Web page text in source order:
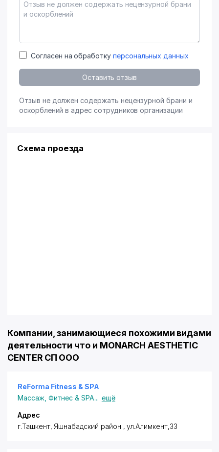
Согласен на обработку персональных данных
Оставить отзыв
Отзыв не должен содержать нецензурной брани и
оскорблений в адрес сотрудников организации
Схема проезда
Компании, занимающиеся похожими видами
деятельности что и MONARCH AESTHETIC
CENTER СП ООО
ReForma Fitness & SPA
Массаж, Фитнес & SPA... ещё
Адрес
г.Ташкент, Яшнабадский район , ул.Алимкент,33